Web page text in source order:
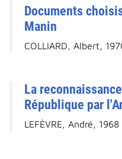
Documents
Manin
COLLIARD, Albert,
La
République par
LEFÈVRE, André, 1968